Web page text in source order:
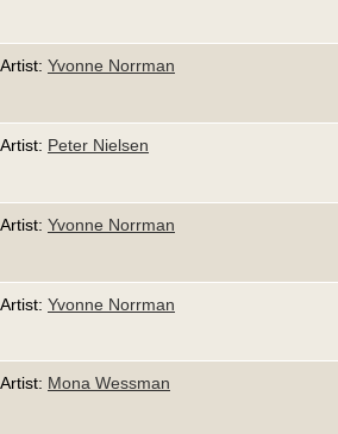
Artist: Yvonne Norrman
Artist: Peter Nielsen
Artist: Yvonne Norrman
Artist: Yvonne Norrman
Artist: Mona Wessman